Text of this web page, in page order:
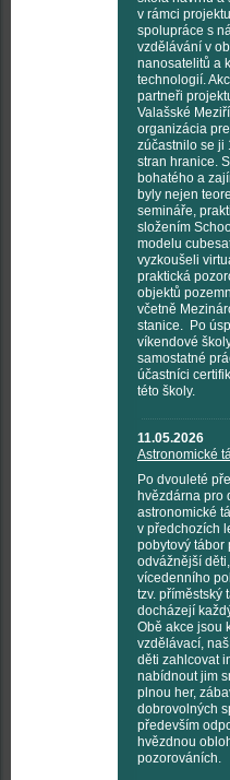
v rámci
spolupráce s
vzdělávání v
nanosatelitů a
technologií.
partneři
Valašské
organizácia
zúčastnilo se ji
stran hranice.
bohatého a
byly nejen
semináře,
složením
modelu
vyzkoušeli
praktická
objektů
včetně
stanice. Po
víkendové
samostatné
účastníci
této školy.
11.05.2026
Astronomické
Po dvouleté
hvězdárna pro
astronomické
v předchozích
pobytový tábor
odvážnější
vícedenního
tzv. příměstský
docházejí
Obě akce jsou
vzdělávací,
děti zahlcovat
nabídnout jim
plnou her,
dobrovolných
především
hvězdnou
pozorováních.